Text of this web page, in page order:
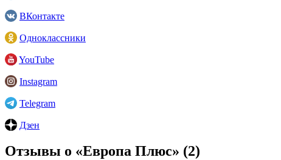
ВКонтакте
Одноклассники
YouTube
Instagram
Telegram
Дзен
Отзывы о «Европа Плюс» (2)